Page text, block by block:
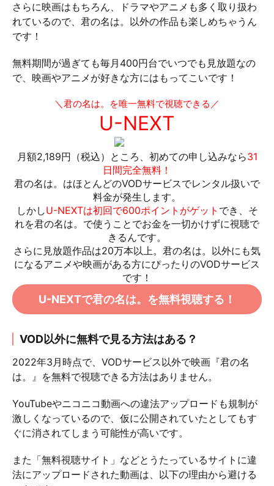
さらに映画はもちろん、ドラマやアニメも多く取り扱わ
れているので、君の名は。以外の作品も楽しめちゃうん
です！
無料期間が過ぎても毎月400円台でいつでも見放題なの
で、映画やアニメが好きな方にはもってこいです！
＼君の名は。を唯一無料で視聴できる／
U-NEXT
月額2,189円（税込）ところ、初めての申し込みなら31
日間完全無料！
君の名は。はほとんどのVODサービスでレンタル扱いで
料金が発生します。
しかしU-NEXTは初回で600ポイントがゲット でき、そ
れを君の名は。で使うことでお金を一切かけずに視聴で
きるんです。
さらに見放題作品は20万本以上。 君の名は。以外にも気
になるアニメや映画がある方にぴったりのVODサービス
です！
U-NEXTで君の名は。を無料視聴する！
VOD以外に無料で見る方法はある？
2022年3月時点で、VODサービス以外で映画『君の名
は。』を無料で視聴できる方法はありません。
YouTubeやニコニコ動画への違法アップロードも規制が
激しくなっているので、仮に公開されていたとしてもす
ぐに消されてしまう可能性が高いです。
また「無料視聴サイト」などとうたっているサイトに違
法にアップロードされた動画は、以下の理由から避ける